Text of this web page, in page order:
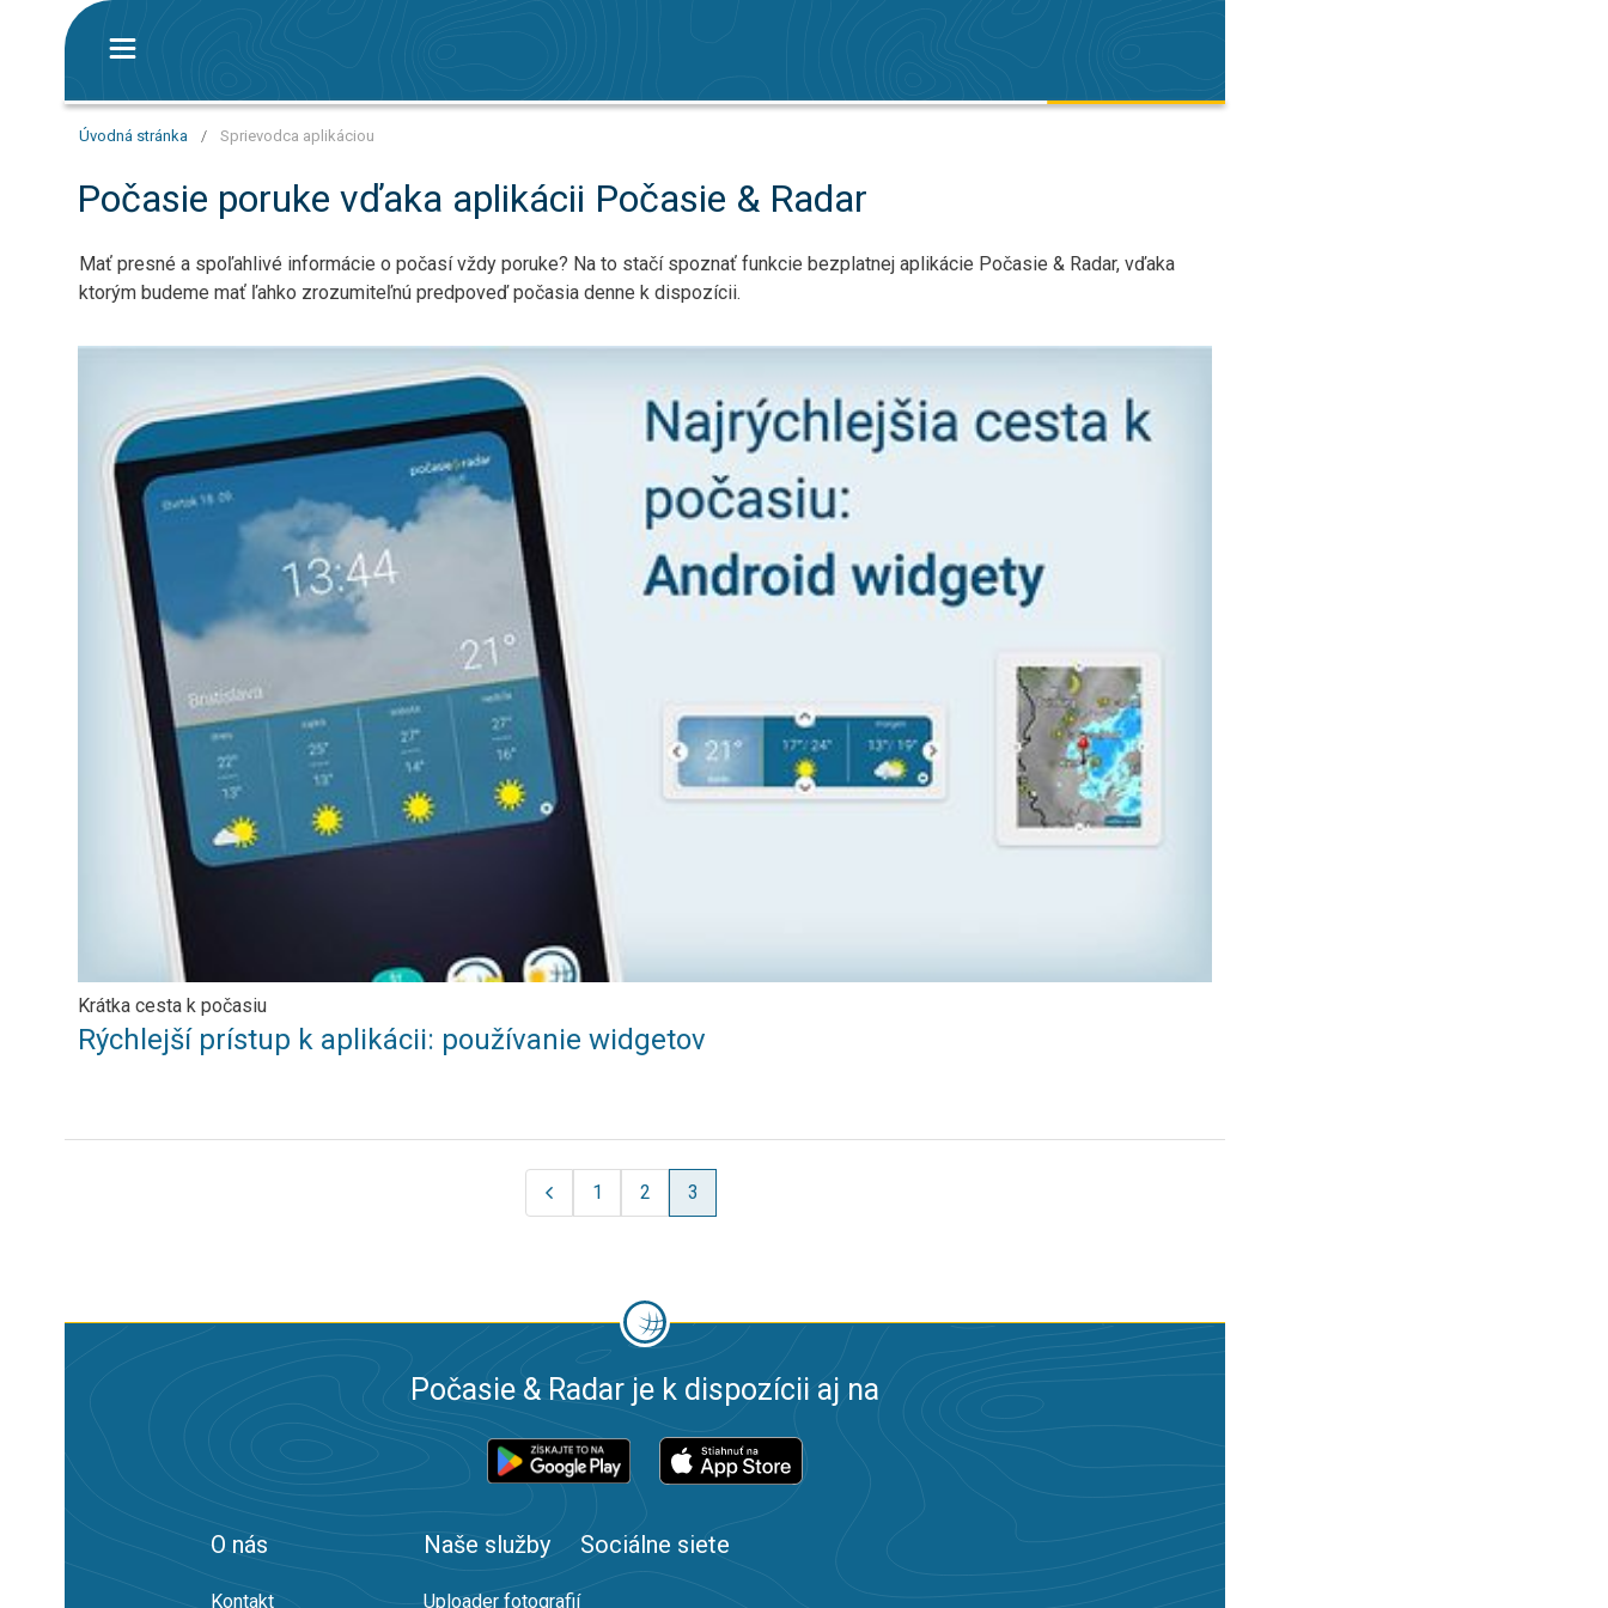
Úvodná stránka / Sprievodca aplikáciou
Počasie poruke vďaka aplikácii Počasie & Radar
Mať presné a spoľahlivé informácie o počasí vždy poruke? Na to stačí spoznať funkcie bezplatnej aplikácie Počasie & Radar, vďaka
ktorým budeme mať ľahko zrozumiteľnú predpoveď počasia denne k dispozícii.
Rýchlejší prístup k aplikácii: používanie widgetov. Krátka cesta k počasiu. . .
Krátka cesta k počasiu
Rýchlejší prístup k aplikácii: používanie widgetov
1 2 3
Počasie & Radar je k dispozícii aj na
O nás
Kontakt
Naše služby
Uploader fotografií
Sociálne siete